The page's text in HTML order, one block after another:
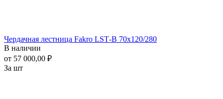
Чердачная лестница Fakro LSТ-B 70x120/280
В наличии
от 57 000,00 ₽
За шт